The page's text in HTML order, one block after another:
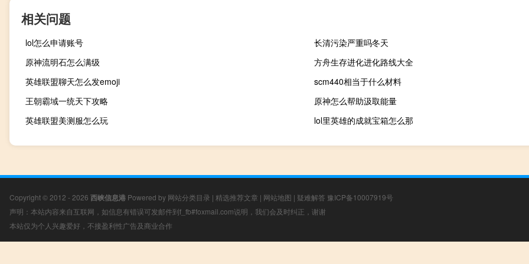
相关问题
lol怎么申请账号
长清污染严重吗冬天
原神流明石怎么满级
方舟生存进化进化路线大全
英雄联盟聊天怎么发emoji
scm440相当于什么材料
王朝霸域一统天下攻略
原神怎么帮助汲取能量
英雄联盟美测服怎么玩
lol里英雄的成就宝箱怎么那
Copyright © 2012 - 2026 西峡信息港 Powered by 网站分类目录 | 精选推荐文章 | 网站地图 | 疑难解答 豫ICP备10007919号
声明：本站内容来自互联网，如信息有错误可发邮件到f_fb#foxmail.com说明，我们会及时纠正，谢谢
本站仅为个人兴趣爱好，不接盈利性广告及商业合作